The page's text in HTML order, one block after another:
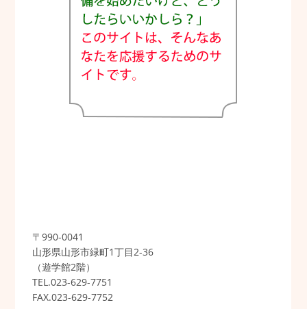
〒990-0041
山形県山形市緑町1丁目2-36
（遊学館2階）
TEL.023-629-7751
FAX.023-629-7752